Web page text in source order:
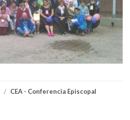
/ CEA - Conferencia Episcopal